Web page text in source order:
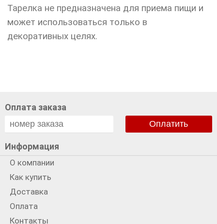
Тарелка не предназначена для приема пищи и
может использоваться только в
декоративных целях.
Оплата заказа
Оплатить
Информация
О компании
Как купить
Доставка
Оплата
Контакты